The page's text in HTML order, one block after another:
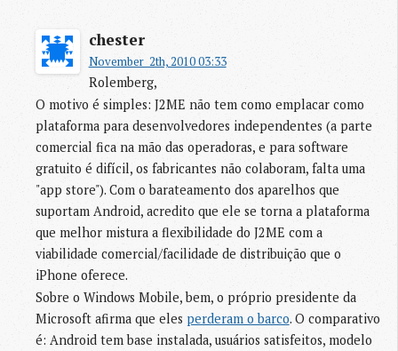
chester
November  2th, 2010 03:33
Rolemberg,
O motivo é simples: J2ME não tem como emplacar como
plataforma para desenvolvedores independentes (a parte
comercial fica na mão das operadoras, e para software
gratuito é difícil, os fabricantes não colaboram, falta uma
"app store"). Com o barateamento dos aparelhos que
suportam Android, acredito que ele se torna a plataforma
que melhor mistura a flexibilidade do J2ME com a
viabilidade comercial/facilidade de distribuição que o
iPhone oferece.
Sobre o Windows Mobile, bem, o próprio presidente da
Microsoft afirma que eles perderam o barco. O comparativo
é: Android tem base instalada, usuários satisfeitos, modelo